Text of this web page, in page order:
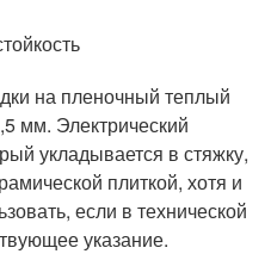
на пленочный теплый
мм. Электрический
укладывается в стяжку,
плиткой, хотя и
если в технической
указание.